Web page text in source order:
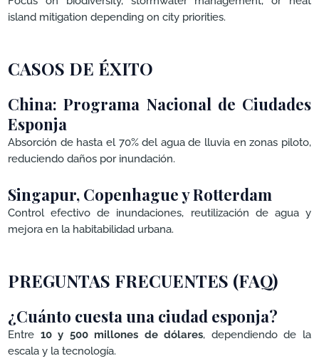
island mitigation depending on city priorities.
CASOS DE ÉXITO
China: Programa Nacional de Ciudades
Esponja
Absorción de hasta el 70% del agua de lluvia en zonas piloto,
reduciendo daños por inundación.
Singapur, Copenhague y Rotterdam
Control efectivo de inundaciones, reutilización de agua y
mejora en la habitabilidad urbana.
PREGUNTAS FRECUENTES (FAQ)
¿Cuánto cuesta una ciudad esponja?
Entre 10 y 500 millones de dólares, dependiendo de la
escala y la tecnología.